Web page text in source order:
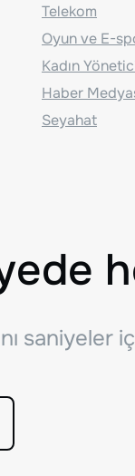
Telekom
Oyun ve E-
Kadın
Haber
Seyahat
saniyeler